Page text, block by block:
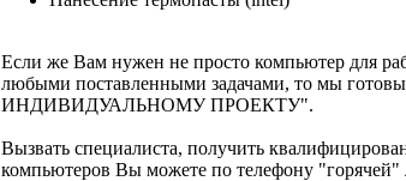
Если же Вам нужен не просто компьютер для
любыми поставленными задачами, то мы
ИНДИВИДУАЛЬНОМУ ПРОЕКТУ".
Вызвать специалиста, получить
компьютеров Вы можете по телефону